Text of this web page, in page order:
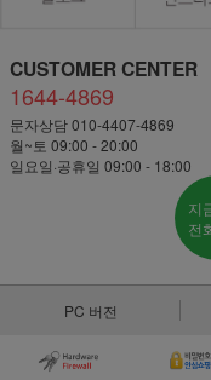
CUSTOMER CENTER
1644-4869
문자상담 010-4407-4869
월~토 09:00 - 20:00
일요일·공휴일 09:00 - 18:00
지
전
PC 버전